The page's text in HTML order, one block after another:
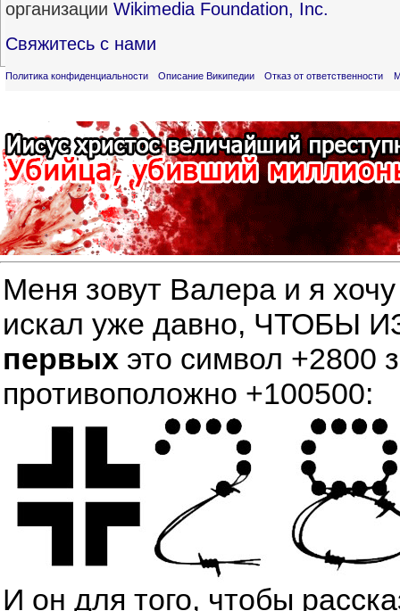
организации Wikimedia Foundation, Inc.
Свяжитесь с нами
Политика конфиденциальности Описание Википедии Отказ от ответственности
Меня зовут Валера и я
искал уже давно,
первых это символ +2800
противоположно +100500:
И он для того, чтобы